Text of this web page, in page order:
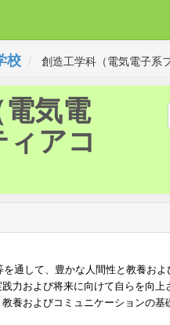
校 創造工学科（電気電子系
気電
アコ
を通して、豊かな人間性と教養およ
力および将来に向けて自らを向上
養およびコミュニケーションの基